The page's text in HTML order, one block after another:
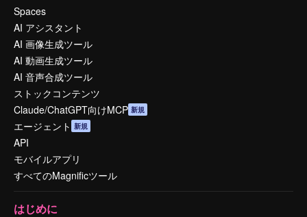
Spaces
AI アシスタント
AI 画像生成ツール
AI 動画生成ツール
AI 音声合成ツール
ストックコンテンツ
Claude/ChatGPT向けMCP 新規
エージェント 新規
API
モバイルアプリ
すべてのMagnificツール
はじめに